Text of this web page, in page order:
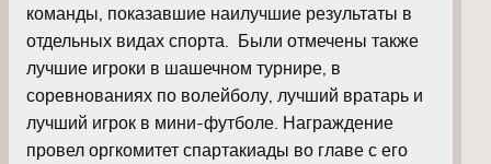
команды, показавшие наилучшие результаты в
отдельных видах спорта. Были отмечены также
лучшие игроки в шашечном турнире, в
соревнованиях по волейболу, лучший вратарь и
лучший игрок в мини-футболе. Награждение
провел оргкомитет спартакиады во главе с его